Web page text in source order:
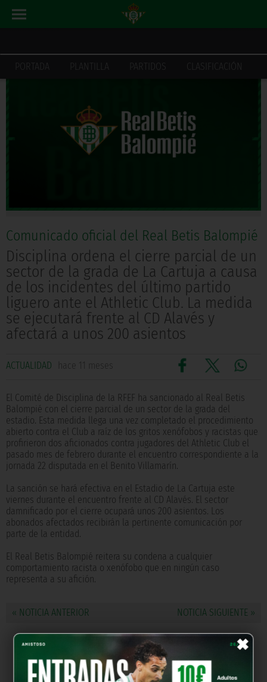
PORTADA PLANTILLA PARTIDOS CLASIFICACIÓN
×
Comunicado oficial del Real Betis Balompié
Disciplina ordena el cierre parcial de un
sector de la grada de La Cartuja a causa
de los incidentes del último partido
liguero ante el Athletic Club. La medida
se ejecutará frente al CD Alavés y
afectará a unos 200 asientos
ACTUALIDAD hace 11 meses
El Comité de Disciplina de la RFEF ha sancionado al Real Betis
Balompié con el cierre parcial de un sector de la grada del
estadio. Esta medida llega una vez completado el procedimiento
abierto contra el Club a raíz de los gritos xenófobos y racistas que
profirieron dos aficionados contra jugadores del Athletic Club el
pasado mes de febrero durante el encuentro correspondiente a la
jornada 22 disputada en el Benito Villamarín.
La sanción se hará efectiva en el Estadio de La Cartuja este
viernes durante el encuentro frente al CD Alavés. El sector
damnificado por el cierre ocupará unos 200 asientos. Los
abonados afectados recibirán la pertinente comunicación por
parte de la entidad.
El Real Betis Balompié reitera su condena a cualquier
comportamiento racista o xenófobo que en ningún caso
representa a su afición.
« NOTICIA ANTERIOR NOTICIA SIGUIENTE »
NUESTROS PARTNERS